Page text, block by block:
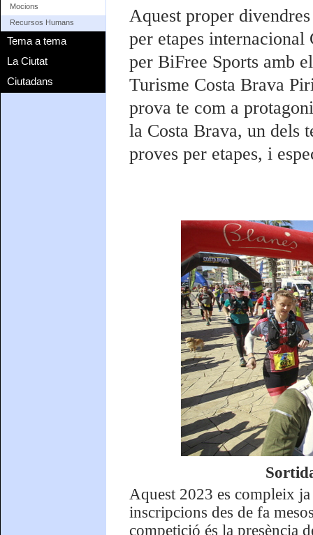
Mocions
Recursos Humans
Tema a tema
La Ciutat
Ciutadans
Aquest proper
per etapes internacional
per BiFree Sports amb
Turisme Costa Brava
prova te com a
la Costa Brava, un dels
proves per etapes, i
Aquest 2023 es compleix
inscripcions des de fa
competició és la presència